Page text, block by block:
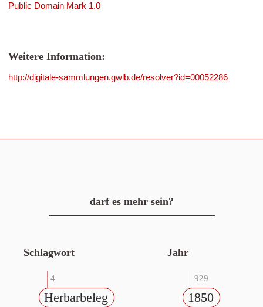
Public Domain Mark 1.0
Weitere Information:
http://digitale-sammlungen.gwlb.de/resolver?id=00052286
darf es mehr sein?
Schlagwort
4
Herbarbeleg
Jahr
929
1850